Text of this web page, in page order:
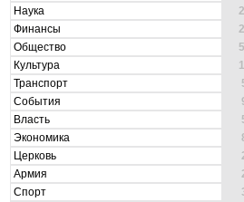
Наука
Финансы
Общество
Культура
Транспорт
События
Власть
Экономика
Церковь
Армия
Спорт